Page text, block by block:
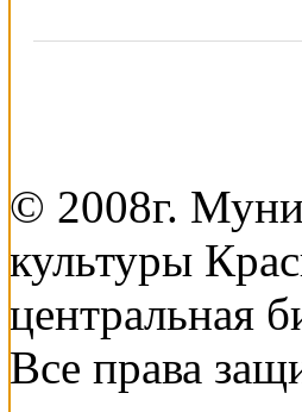
© 2008г.
культуры
центральная
Все права